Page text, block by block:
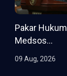
Pakar
Medsos...
09 Aug, 2026